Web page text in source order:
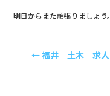
o
k
明日からまた頑張りましょう。
←福井 土木 求人